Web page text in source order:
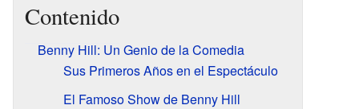
Contenido
Benny Hill: Un Genio de la Comedia
Sus Primeros Años en el Espectáculo
El Famoso Show de Benny Hill